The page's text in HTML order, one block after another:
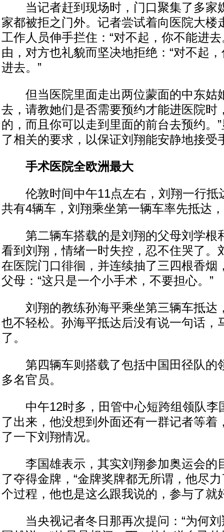
当记者赶到现场时，门口聚集了多家
家都被拒之门外。记者尝试着向医院大楼
工作人员伸手拦住：“对不起，你不能进
由，对方也礼貌而坚决地拒绝：“对不起
进去。”
但当医院里面走出两位蒙面的中东姑
去，请教她们是否需要预约才能进医院时
的，而且你可以走到里面的前台去预约。
了相关的要求，以保证刘翔能安静地接受
手术医院全欧洲最大
伦敦时间中午11点左右，刘翔一行抵
共有4辆车，刘翔乘坐第一辆车率先抵达
第二辆车搭载的是刘翔的父母刘学根
看到刘翔，情绪一时失控，忍不住哭了。
在医院门口徘徊，并连续抽了三四根香烟
父母：“这只是一个小手术，不要担心。”
刘翔的教练孙海平乘坐第三辆车抵达
也不轻松。孙海平抵达后没有说一句话，
了。
第四辆车则搭载了包括中国田径队的
多名官员。
中午12时多，田管中心短跨组领队李
了出来，他没想到外面还有一群记者等着
了一下刘翔情况。
李国雄表示，其实刘翔参加奥运会的
了夺得金牌，“金牌奖牌都无所谓，他尽
个过程，他也是这么跟我说的，参与了就
当央视记者冬日那再次提问：“为何刘